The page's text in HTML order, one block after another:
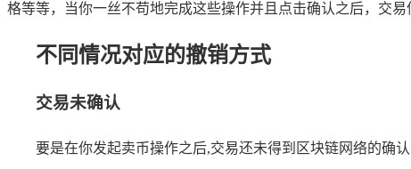
格等等，当你一丝不苟地完成这些操作并且点击确认之后，交
不同情况对应的撤销方式
交易未确认
要是在你发起卖币操作之后,交易还未得到区块链网络的确